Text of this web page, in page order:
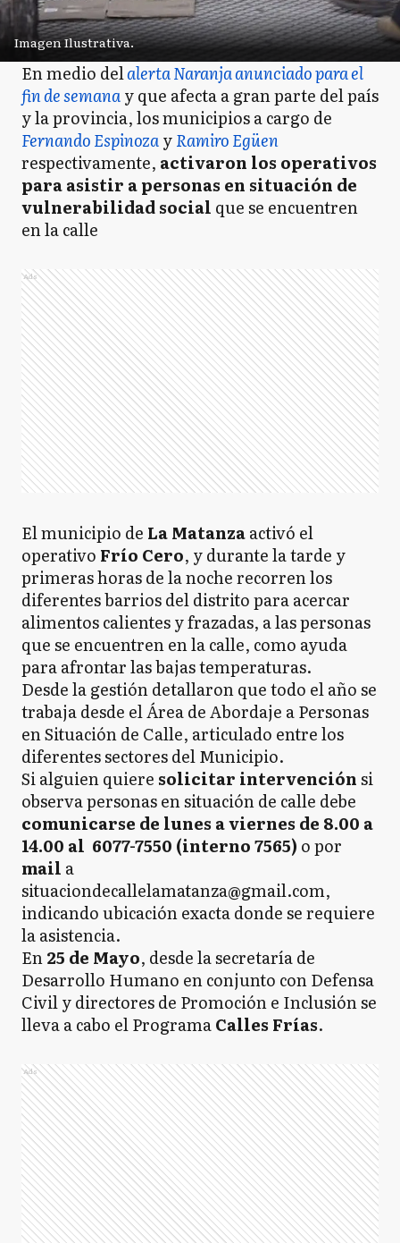
Imagen Ilustrativa.
En medio delalerta Naranja anunciado para el
fin de semanay que afecta a gran parte del país
y la provincia, los municipios a cargo de
Fernando EspinozayRamiro Egüen
respectivamente, activaron los operativos
para asistir a personas en situación de
vulnerabilidad social que se encuentren
en la calle
Ads
El municipio de La Matanzaactivó el
operativo Frío Cero, y durante la tarde y
primeras horas de la noche recorren los
diferentes barrios del distrito para acercar
alimentos calientes y frazadas, a las personas
que se encuentren en la calle, como ayuda
para afrontar las bajas temperaturas.
Desde la gestión detallaron que todo el año se
trabaja desde el Área de Abordaje a Personas
en Situación de Calle, articulado entre los
diferentes sectores del Municipio.
Si alguien quiere solicitar intervenciónsi
observa personas en situación de calle debe
comunicarse de lunes a viernes de 8.00 a
14.00 al 6077-7550 (interno 7565) o por
mail a
situaciondecallelamatanza@gmail.com,
indicando ubicación exacta donde se requiere
la asistencia.
En25 de Mayo, desde la secretaría de
Desarrollo Humano en conjunto con Defensa
Civil y directores de Promoción e Inclusión se
lleva a cabo el ProgramaCalles Frías.
Ads